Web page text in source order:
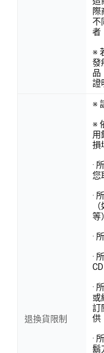
際
不
者
※
發
品
證
退換貨限制
※
※
用
損
·
您
·
等
·
·
·
或
訂
供
·
鬍